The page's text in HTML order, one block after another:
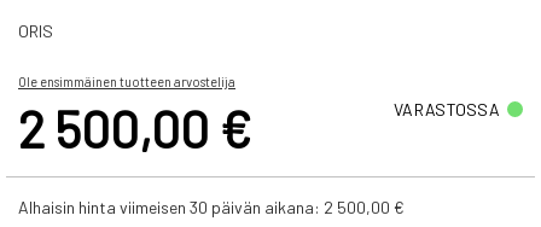
gallery
ORIS
Ole ensimmäinen tuotteen arvostelija
2 500,00 € VARASTOSSA
Alhaisin hinta viimeisen 30 päivän aikana: 2 500,00 €